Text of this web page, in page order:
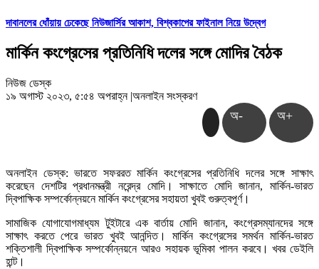
দাবানলের ধোঁয়ায় ঢেকেছে নিউজার্সির আকাশ, বিশ্বকাপের ফাইনাল নিয়ে উদ্বেগ
মার্কিন কংগ্রেসের প্রতিনিধি দলের সঙ্গে মোদির বৈঠক
নিউজ ডেস্ক
১৯ অগাস্ট ২০২৩, ৫:৫৪ অপরাহ্ন |অনলাইন সংস্করণ
অ- অ+
অনলাইন ডেস্ক: ভারতে সফররত মার্কিন কংগ্রেসের প্রতিনিধি দলের সঙ্গে সাক্ষাৎ
করেছেন দেশটির প্রধানমন্ত্রী নরেন্দ্র মোদি। সাক্ষাতে মোদি জানান, মার্কিন-ভারত
দ্বিপাক্ষিক সম্পর্কোন্নয়নে মার্কিন কংগ্রেসের সহায়তা খুবই গুরুত্বপূর্ণ।
সামাজিক যোগাযোগমাধ্যম টুইটারে এক বার্তায় মোদি জানান, কংগ্রেসম্যানদের সঙ্গে
সাক্ষাৎ করতে পেরে ভারত খুবই আনন্দিত। মার্কিন কংগ্রেসের সমর্থন মার্কিন-ভারত
শক্তিশালী দ্বিপাক্ষিক সম্পর্কোন্নয়নে আরও সহায়ক ভূমিকা পালন করবে। খবর ডেইলি
হান্ট।